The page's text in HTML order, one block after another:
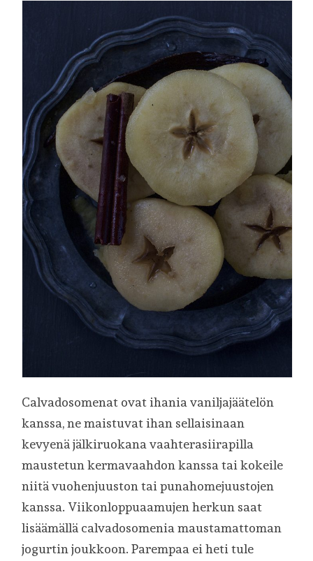
Calvadosomenat ovat ihania vaniljajäätelön
kanssa, ne maistuvat ihan sellaisinaan
kevyenä jälkiruokana vaahterasiirapilla
maustetun kermavaahdon kanssa tai kokeile
niitä vuohenjuuston tai punahomejuustojen
kanssa. Viikonloppuaamujen herkun saat
lisäämällä calvadosomenia maustamattoman
jogurtin joukkoon. Parempaa ei heti tule